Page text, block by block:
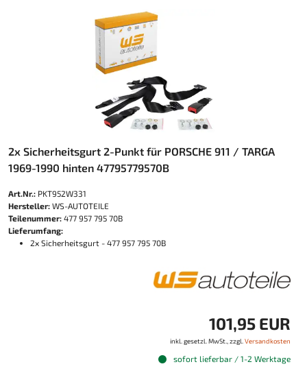
2x Sicherheitsgurt 2-Punkt für PORSCHE 911 / TARGA
1969-1990 hinten 47795779570B
Art.Nr.: PKT952W331
Hersteller: WS-AUTOTEILE
Teilenummer: 477 957 795 70B
Lieferumfang:
2x Sicherheitsgurt - 477 957 795 70B
101,95 EUR
inkl. gesetzl. MwSt., zzgl. Versandkosten
sofort lieferbar / 1-2 Werktage